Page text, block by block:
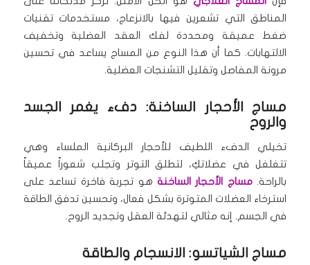
المناطق التي تشعرين فيها بالانزعاج، مستخدمات تقنيات
ضغط عميقة ومحددة لفك العقد العضلية وتخفيف
الالتهابات. كما أن هذا النوع من المساج يساعد في تحسين
مرونة المفاصل وتقليل التشنجات العضلية.
مساج الأحجار الساخنة: دفء يغمر الجسد
والروح
تخيلي الدفء اللطيف للأحجار البركانية الملساء وهي
تتغلغل في عضلاتكِ، لتطلق التوتر وتجلب شعوراً عميقاً
بالراحة.مساج الأحجار الساخنة هو تجربة فاخرة تساعد على
استرخاء العضلات المتوترة بشكل فعال، وتحسين تدفق الطاقة
في الجسم. إنه مثالي لتهدئة العقل وتجديد الروح.
مساج الشياتسو: الانسجام والطاقة